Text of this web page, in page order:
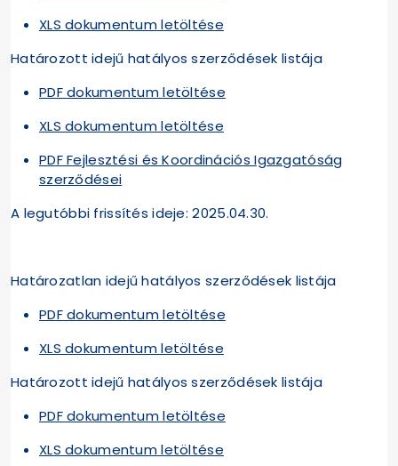
XLS dokumentum letöltése
Határozott idejű hatályos szerződések listája
PDF dokumentum letöltése
XLS dokumentum letöltése
PDF Fejlesztési és Koordinációs Igazgatóság
szerződései
A legutóbbi frissítés ideje: 2025.04.30.
Határozatlan idejű hatályos szerződések listája
PDF dokumentum letöltése
XLS dokumentum letöltése
Határozott idejű hatályos szerződések listája
PDF dokumentum letöltése
XLS dokumentum letöltése